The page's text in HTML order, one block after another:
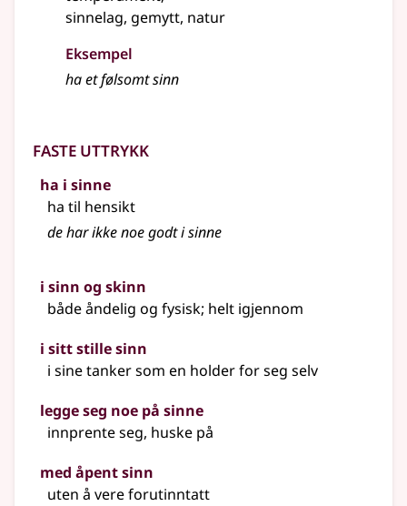
sinnelag, gemytt, natur
Eksempel
ha et følsomtsinn
Faste uttrykk
ha i sinne
ha til hensikt
de har ikke noe godt i sinne
i sinn og skinn
både åndelig og fysisk; helt igjennom
i sitt stille sinn
i sine tanker som en holder for seg selv
legge seg noe på sinne
innprente seg, huske på
med åpent sinn
uten å vere forutinntatt